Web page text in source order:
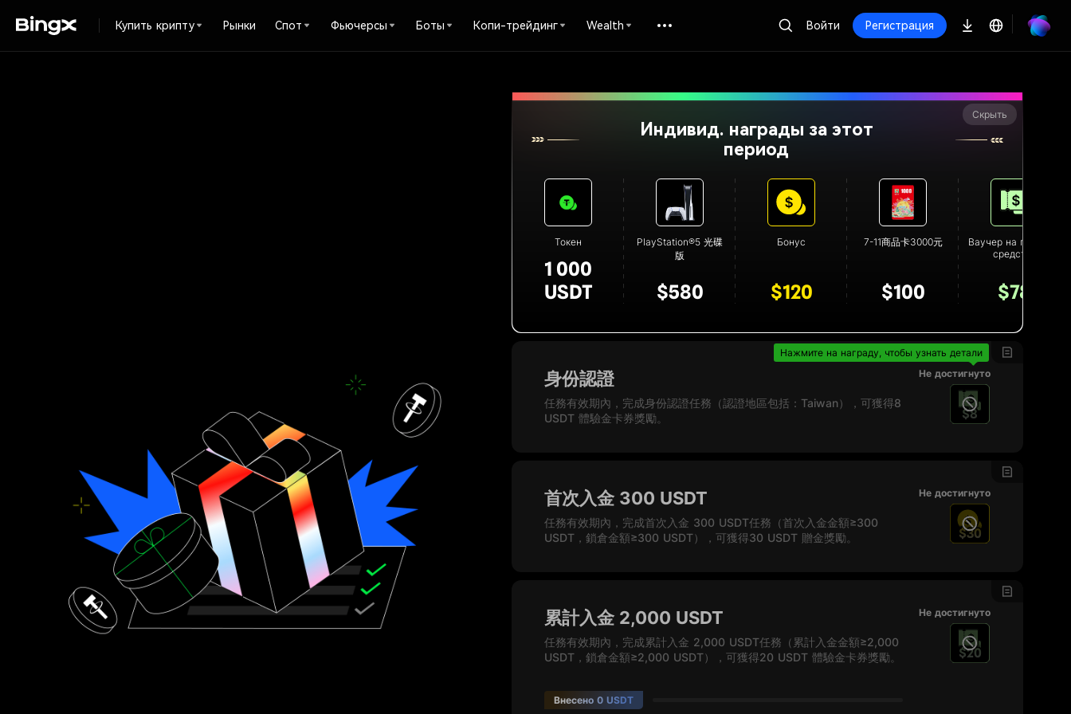
Купить крипту Рынки Спот Фьючерсы Боты Копи-трейдинг Wealth Войти Регистрация
Скрыть
Индивид. награды за этот
период
Токен
1 000
USDT
PlayStation®5 光碟
版
$580
Бонус
$120
7-11商品卡3000元
$100
Ваучер на пробные
средства
$78
身份認證
任務有效期內，完成身份認證任務（認證地區包括：Taiwan），可獲得8
USDT 體驗金卡券獎勵。
Нажмите на награду, чтобы узнать детали
Не достигнуто
$8
首次入金 300 USDT
任務有效期內，完成首次入金 300 USDT任務（首次入金金額≥300
USDT，鎖倉金額≥300 USDT），可獲得30 USDT 贈金獎勵。
Не достигнуто
$30
累計入金 2,000 USDT
任務有效期內，完成累計入金 2,000 USDT任務（累計入金金額≥2,000
USDT，鎖倉金額≥2,000 USDT），可獲得20 USDT 體驗金卡券獎勵。
Внесено 0 USDT
Не достигнуто
$20